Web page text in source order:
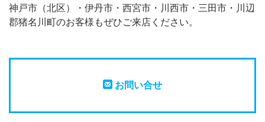
神戸市（北区）・伊丹市・西宮市・川西市・三田市・川辺
郡猪名川町のお客様もぜひご来店ください。
お問い合せ